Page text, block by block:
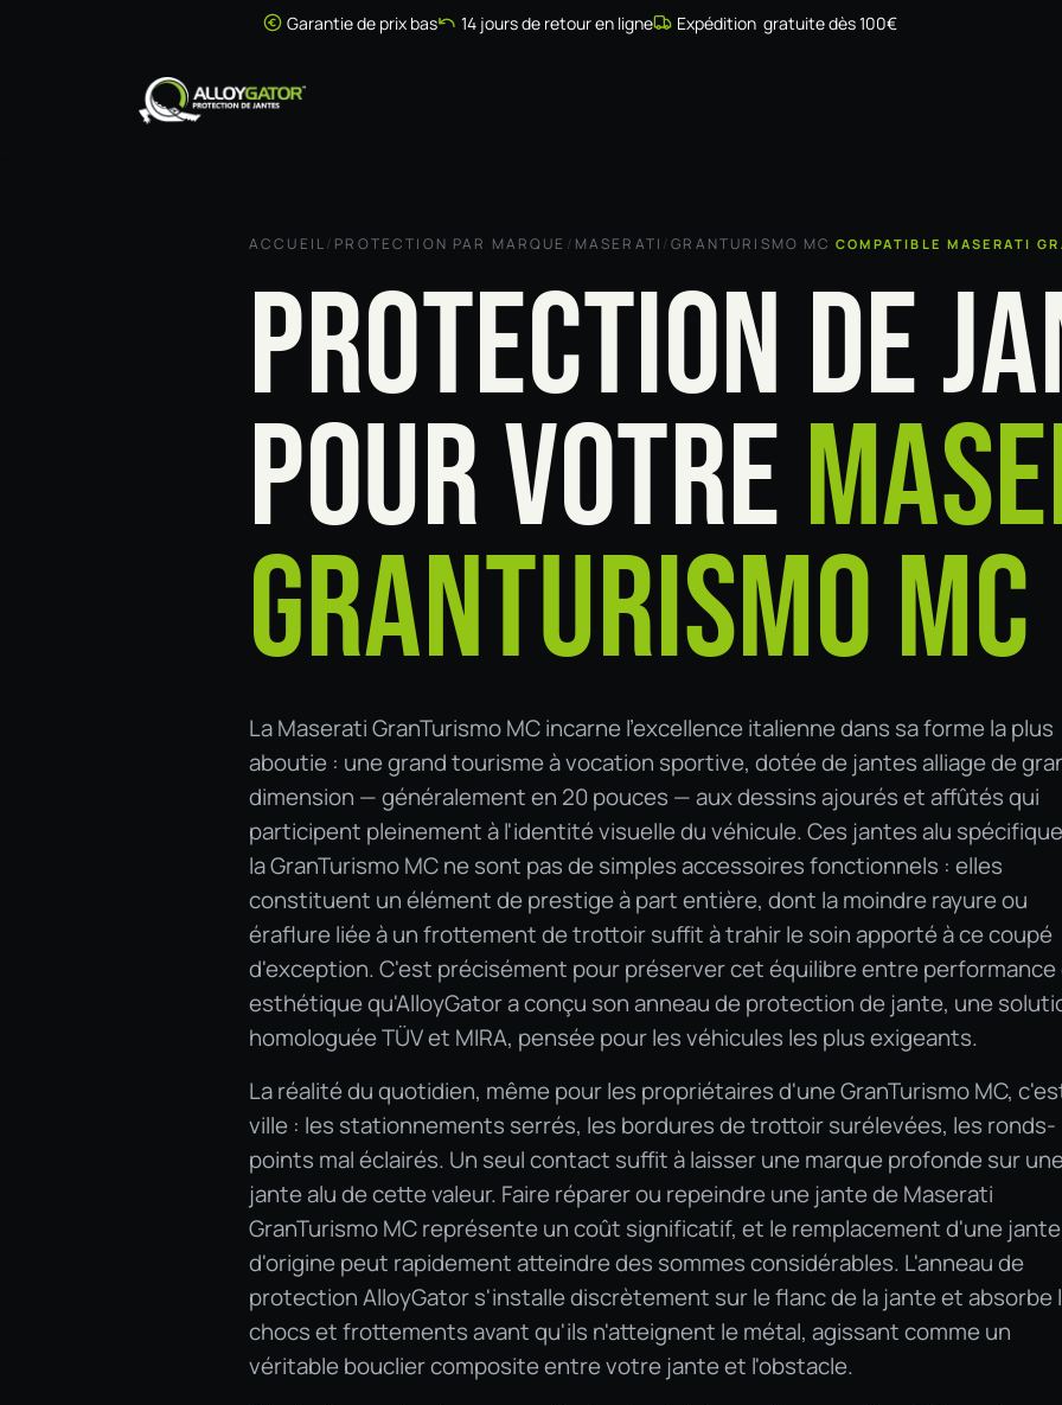
Garantie de prix bas 14 jours de retour en ligne Expédition gratuite dès 100€
ACCUEIL/ PROTECTION PAR MARQUE / MASERATI /GRANTURISMO MC COMPATIBLE MASERATI
PROTECTION DE
POUR VOTRE
GRANTURISMO MC
La Maserati GranTurismo MC incarne l'excellence italienne dans sa forme la plus
aboutie : une grand tourisme à vocation sportive, dotée de jantes alliage de
dimension — généralement en 20 pouces — aux dessins ajourés et affûtés qui
participent pleinement à l'identité visuelle du véhicule. Ces jantes alu
la GranTurismo MC ne sont pas de simples accessoires fonctionnels : elles
constituent un élément de prestige à part entière, dont la moindre rayure ou
éraflure liée à un frottement de trottoir suffit à trahir le soin apporté à ce coupé
d'exception. C'est précisément pour préserver cet équilibre entre performance
esthétique qu'AlloyGator a conçu son anneau de protection de jante, une
homologuée TÜV et MIRA, pensée pour les véhicules les plus exigeants.
La réalité du quotidien, même pour les propriétaires d'une GranTurismo MC,
ville : les stationnements serrés, les bordures de trottoir surélevées, les ronds-
points mal éclairés. Un seul contact suffit à laisser une marque profonde sur
jante alu de cette valeur. Faire réparer ou repeindre une jante de Maserati
GranTurismo MC représente un coût significatif, et le remplacement d'une jante
d'origine peut rapidement atteindre des sommes considérables. L'anneau de
protection AlloyGator s'installe discrètement sur le flanc de la jante et absorbe
chocs et frottements avant qu'ils n'atteignent le métal, agissant comme un
véritable bouclier composite entre votre jante et l'obstacle.